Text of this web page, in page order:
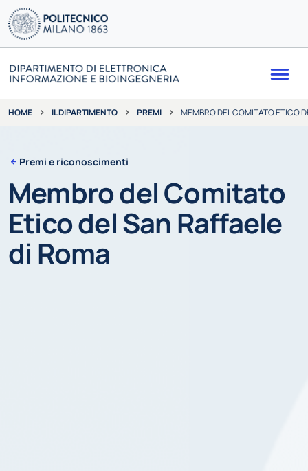
HOME IL DIPARTIMENTO PREMI MEMBRO DEL COMITATO ETICO
Premi e riconoscimenti
Membro del Comitato
Etico del San Raffaele
di Roma